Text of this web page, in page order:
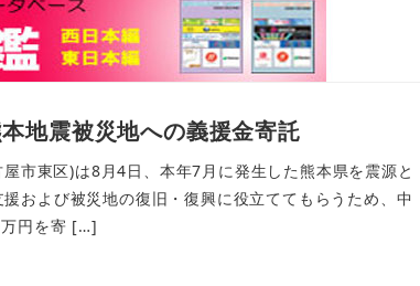
地震被災地への義援金寄託
市東区)は8月4日、本年7月に発生した熊本県を震源と
および被災地の復旧・復興に役立ててもらうため、中
万円を寄 […]